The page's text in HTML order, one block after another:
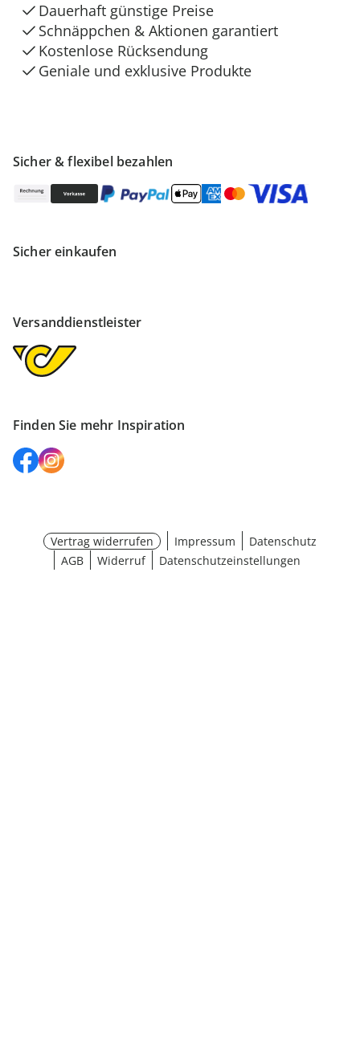
Sicher & flexibel bezahlen
Sicher einkaufen
Versanddienstleister
Finden Sie mehr Inspiration
Dauerhaft günstige Preise
Schnäppchen & Aktionen garantiert
Kostenlose Rücksendung
Geniale und exklusive Produkte
Vertrag widerrufen Impressum
Datenschutz
AGB
Widerruf Datenschutzeinstellungen